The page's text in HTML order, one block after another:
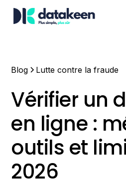
Blog Lutte contre la fraude
Vérifier un
en ligne :
outils et
2026